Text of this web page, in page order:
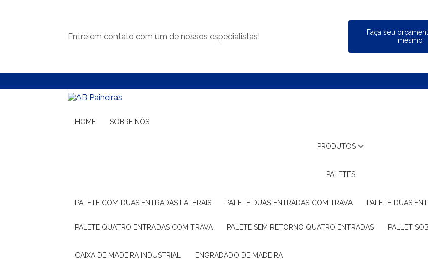
Entre em contato com um de nossos especialistas!
Faça seu
mesmo
HOME SOBRE NÓS
PRODUTOS
PALETES
PALETE COM DUAS ENTRADAS LATERAIS PALETE DUAS ENTRADAS COM TRAVA PALETE DUAS
PALETE QUATRO ENTRADAS COM TRAVA PALETE SEM RETORNO QUATRO ENTRADAS PALLET
CAIXA DE MADEIRA INDUSTRIAL ENGRADADO DE MADEIRA